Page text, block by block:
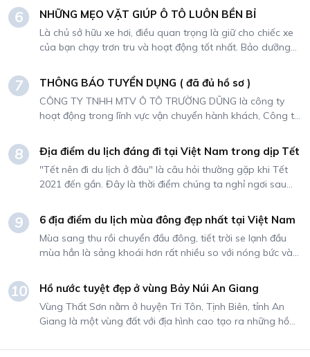
những địa điểm nổi tiếng và khác biệt của thành phố này?
Đừng bỏ lỡ dịch vụ cho thuê xe tự lái tại Cần Thơ của
Trường Dũng, sự lựa chọn hoàn hảo để tận hưởng mọi
khoảnh khắc tuyệt vời trong hành trình của bạn.
6 NHỮNG MẸO VẶT GIÚP Ô TÔ LUÔN BỀN BỈ
Là chủ sở hữu xe hơi, điều quan trọng là giữ cho chiếc xe
của bạn chạy trơn tru và hoạt động tốt nhất. Bảo dưỡng
dài tuổi thọ của ô tô và đảm bảo ô tô luôn hoạt động tốt
nhất. Trong bài viết này, chúng tôi sẽ cung cấp cho bạn
10 mẹo giúp chiếc xe của bạn luôn hoạt động tốt nhất.
7 THÔNG BÁO TUYỂN DỤNG ( đã đủ hồ sơ )
CÔNG TY TNHH MTV Ô TÔ TRƯỜNG DŨNG là công ty
hoạt động trong lĩnh vực vận chuyển hành khách, Công ty
hoặc có kèm tài xế. Do nhu cầu mở rộng kinh doanh,
Công ty chúng tôi cần tuyển dụng NHÂN SỰ cho vị trí sau:
8 Địa điểm du lịch đáng đi tại Việt Nam trong dịp Tết
"Tết nên đi du lịch ở đâu" là câu hỏi thường gặp khi Tết
2021 đến gần. Đây là thời điểm chúng ta nghỉ ngơi sau
hỏi họ hàng thì thời gian còn lại mọi người sẽ chọn những
nơi để du lịch cùng gia đình.
9 6 địa điểm du lịch mùa đông đẹp nhất tại Việt Nam
Mùa sang thu rồi chuyển đầu đông, tiết trời se lạnh đầu
mùa hẳn là sảng khoái hơn rất nhiều so với nóng bức và
buốt. Chính vì thế mà bạn không thể bỏ lỡ những khoảnh
khắc giao mùa mát lạnh và cực kì lãng mạn này. Dưới đây
là gợi ý 6 địa điểm du lịch mùa đông giúp bạn bắt ngay
cái lạnh đầu mùa đẹp nhất Việt Nam.
10 Hồ nước tuyệt đẹp ở vùng Bảy Núi An Giang
Vùng Thất Sơn nằm ở huyện Tri Tôn, Tịnh Biên, tỉnh An
Giang là một vùng đất với địa hình cao tạo ra những hồ
hữu tình. Nếu đã đến đây thì các bạn không thể nào bỏ